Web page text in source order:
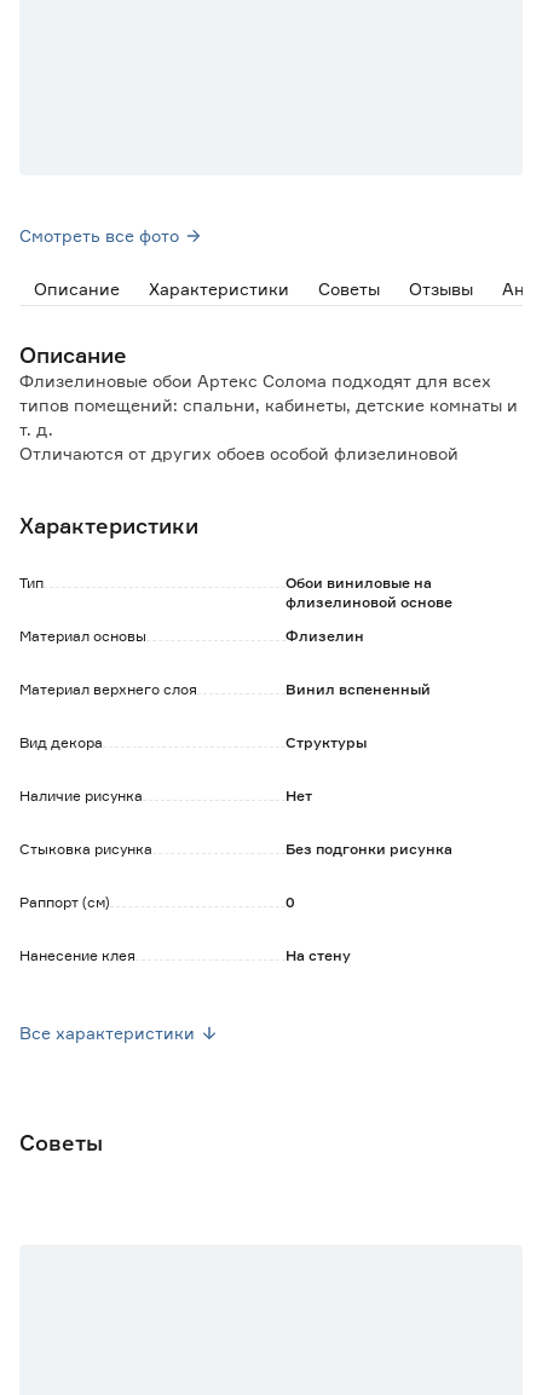
Смотреть все фото
Описание Характеристики Советы Отзывы
Описание
Флизелиновые обои Артекс Солома подходят для всех
типов помещений: спальни, кабинеты, детские комнаты и
т. д.
Отличаются от других обоев особой флизелиновой
Особенности и преимущества:
- скрывают неровности стены;
- отличаются высокой влагостойкостью;
полотна легко стыкуются;
- срок службы более 3-х лет.
Обратите внимание:
флизелиновых обоев.
Характеристики
Тип
Обои виниловые на
флизелиновой основе
Материал основы
Флизелин
Материал верхнего слоя Винил вспененный
Вид декора Структуры
Наличие рисунка Нет
Стыковка рисунка Без подгонки рисунка
Раппорт (см) 0
Нанесение клея На стену
Все характеристики
Советы